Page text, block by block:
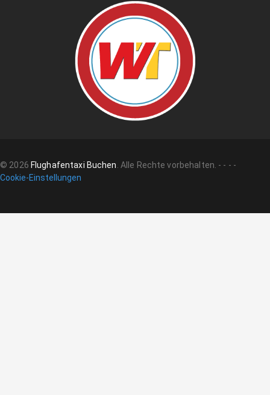
© 2026 Flughafentaxi Buchen. Alle Rechte vorbehalten. - - - -
Cookie-Einstellungen